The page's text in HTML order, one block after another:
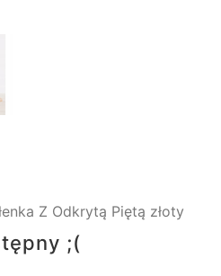
Z Odkrytą Piętą złoty
;(